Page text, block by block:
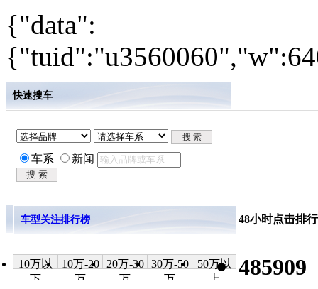
{"data":
快速搜车
车系 新闻
车型关注排行榜
10万以
下
10万-20
万
20万-30
万
30万-50
万
50万以
上
48小时点击排行
485909